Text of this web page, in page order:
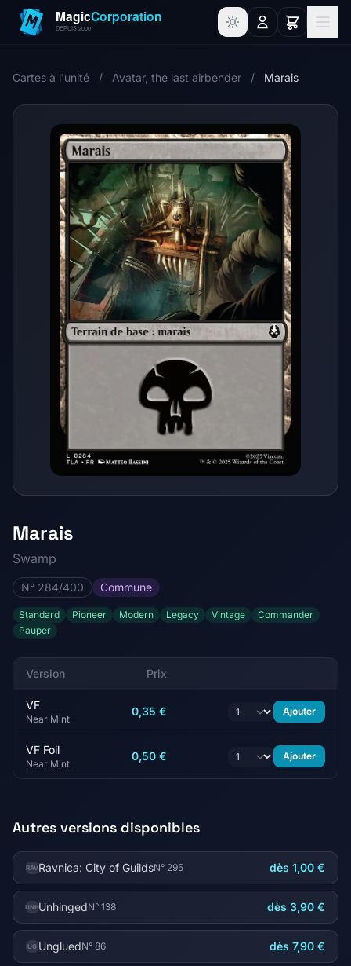
Cartes à l'unité / Avatar, the last airbender / Marais
Marais
Swamp
N° 284/400 Commune
Standard Pioneer Modern Legacy Vintage
Commander
Pauper
Version Prix
VF
Near Mint
0,35 € Ajouter
VF Foil
Near Mint
0,50 € Ajouter
Autres versions disponibles
RAVRavnica: City of GuildsN° 295 dès 1,00 €
UNHUnhingedN° 138 dès 3,90 €
UG UngluedN° 86 dès 7,90 €